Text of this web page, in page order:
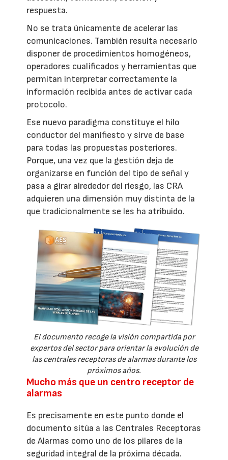
respuesta.
No se trata únicamente de acelerar las
comunicaciones. También resulta necesario
disponer de procedimientos homogéneos,
operadores cualificados y herramientas que
permitan interpretar correctamente la
información recibida antes de activar cada
protocolo.
Ese nuevo paradigma constituye el hilo
conductor del manifiesto y sirve de base
para todas las propuestas posteriores.
Porque, una vez que la gestión deja de
organizarse en función del tipo de señal y
pasa a girar alrededor del riesgo, las CRA
adquieren una dimensión muy distinta de la
que tradicionalmente se les ha atribuido.
El documento recoge la visión compartida por
expertos del sector para orientar la evolución de
las centrales receptoras de alarmas durante los
próximos años.
Mucho más que un centro receptor de
alarmas
Es precisamente en este punto donde el
documento sitúa a las Centrales Receptoras
de Alarmas como uno de los pilares de la
seguridad integral de la próxima década.